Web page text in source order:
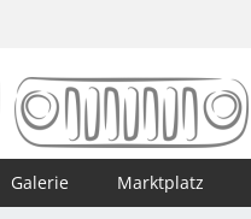
Galerie Marktplatz